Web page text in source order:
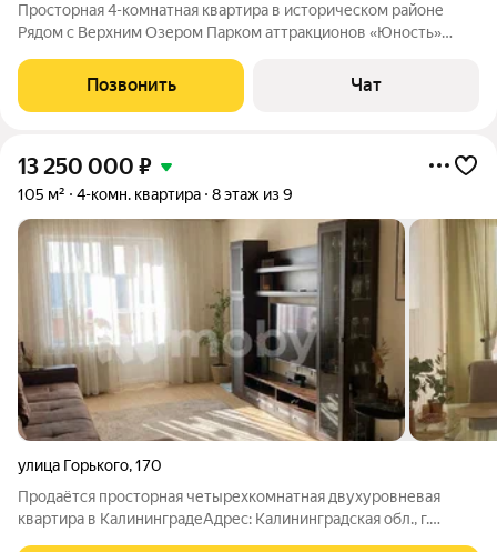
Просторная 4-комнатная квартира в историческом районе
Рядом с Верхним Озером Парком аттракционов «Юность»
район с развитой инфраструктурой, рядом с элитным
микрорайоном на Верхнем Озере.
Позвонить Чат
13 250 000 ₽
105 м² 4-комн. квартира 8 этаж из 9
улица Горького,170
Продаётся просторная четырехкомнатная двухуровневая
квартира в КалининградеАдрес: Калининградская обл., г.